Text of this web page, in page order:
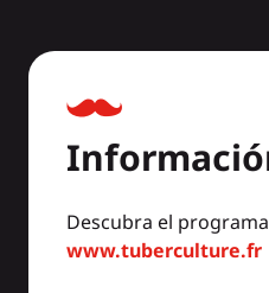
Descubra el
www.tuberculture.fr